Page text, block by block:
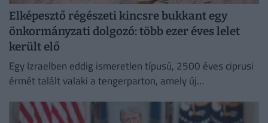
Elképesztő régészeti kincsre bukkant egy
önkormányzati dolgozó: több ezer éves lelet
került elő
Egy Izraelben eddig ismeretlen típusú, 2500 éves ciprusi
érmét talált valaki a tengerparton, amely új
kereskedelemről.